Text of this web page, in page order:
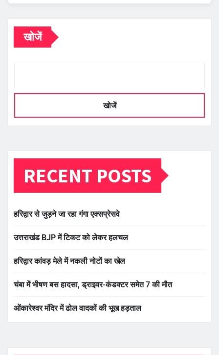
खोजें
खोजें
RECENT POSTS
हरिद्वार से जुड़ने जा रहा गंगा एक्सप्रेसवे
उत्तराखंड BJP में टिकट को लेकर हलचल
हरिद्वार कांवड़ मेले में नकली नोटों का खेल
चंबा में भीषण बस हादसा, ड्राइवर-कंडक्टर समेत 7 की मौत
ओंकारेश्वर मंदिर में ढोल वादकों की भूख हड़ताल